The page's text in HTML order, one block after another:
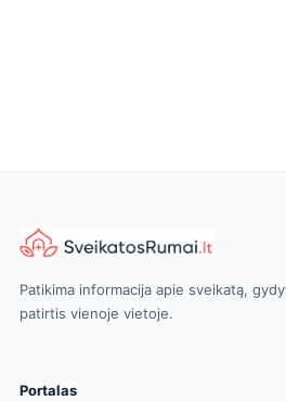
Patikima informacija apie sveikatą,
patirtis vienoje vietoje.
Portalas